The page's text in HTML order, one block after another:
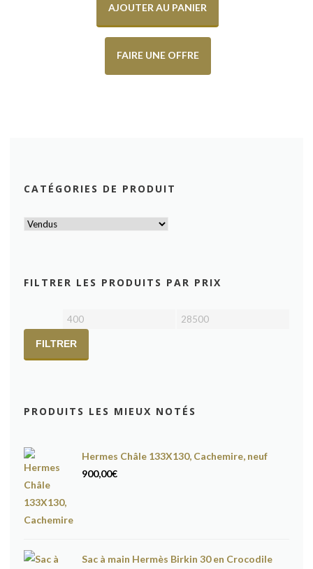
AJOUTER AU PANIER
FAIRE UNE OFFRE
CATÉGORIES DE PRODUIT
FILTRER LES PRODUITS PAR PRIX
Prix
Prix
FILTRER
PRODUITS LES MIEUX NOTÉS
Hermes Châle 133X130, Cachemire, neuf
900,00€
Sac à main Hermès Birkin 30 en Crocodile